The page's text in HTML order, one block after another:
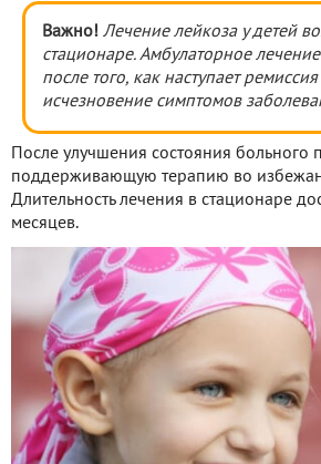
Важно! Лечение лейкоза у детей
стационаре. Амбулаторное
после того, как наступает
исчезновение симптомов
После улучшения состояния больного
поддерживающую терапию во
Длительность лечения в стационаре
месяцев.